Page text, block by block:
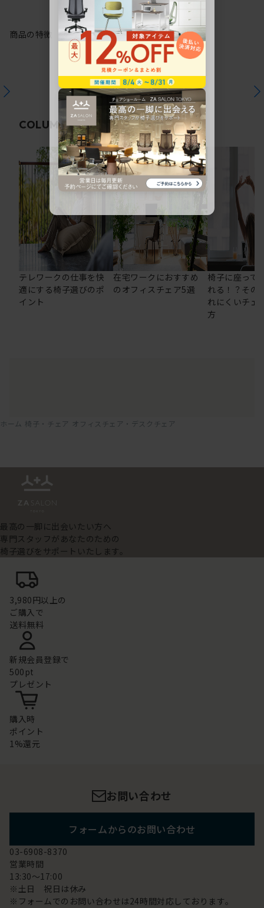
商品の特徴
COLUMN関連コラム
テレワークの仕事を快
適にする椅子選びのポ
イント
在宅ワークにおすすめ
のオフィスチェア5選
椅子に座って
れる！？その
れにくいチェ
方
ホーム 椅子・チェア オフィスチェア・デスクチェア
最高の一脚に出会いたい方へ
専門スタッフがあなたのための
椅子選びをサポートいたします。
3,980円以上の
ご購入で
送料無料
新規会員登録で
500pt
プレゼント
購入時
ポイント
1%還元
お問い合わせ
フォームからのお問い合わせ
03-6908-8370
営業時間
13:30～17:00
※土日 祝日は休み
※フォームでのお問い合わせは24時間対応しております。